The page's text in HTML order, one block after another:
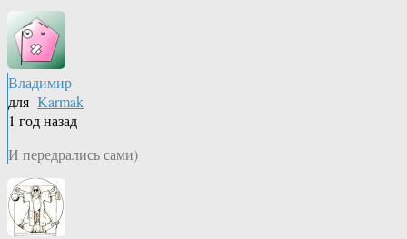
Владимир
для Karmak
1 год назад
И передрались сами)